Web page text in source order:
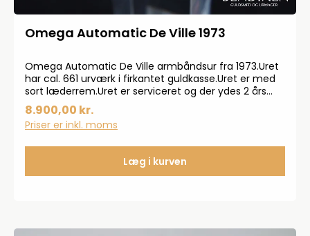
Omega Automatic De Ville 1973
Omega Automatic De Ville armbåndsur fra 1973.Uret
har cal. 661 urværk i firkantet guldkasse.Uret er med
sort læderrem.Uret er serviceret og der ydes 2 års
garanti.Rabatkoder kan ikke bruges på vintage
produkter.
8.900,00 kr.
Priser er inkl. moms
Læg i kurven